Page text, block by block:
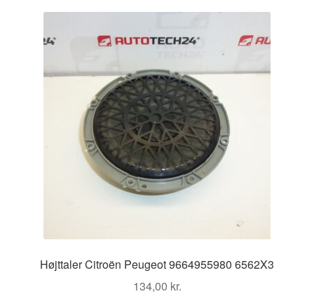
Kontakte
seneste
Højttaler Citroën Peugeot 9664955980 6562X3
134,00 kr.